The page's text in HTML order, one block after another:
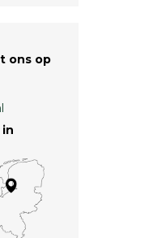
ons op